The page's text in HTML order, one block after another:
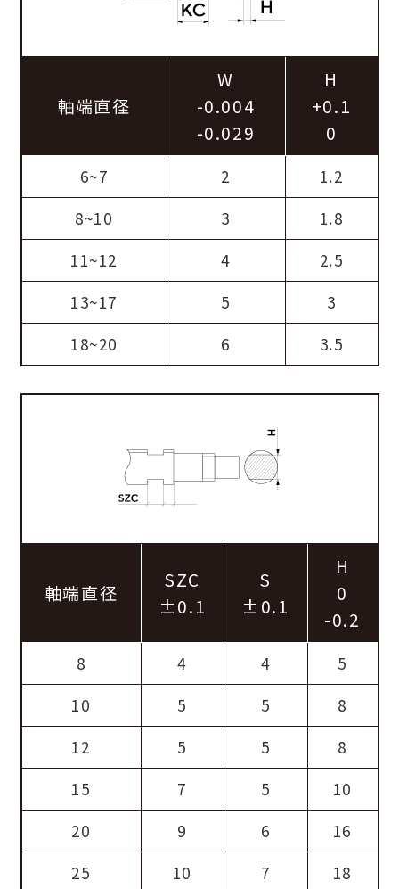
軸端直径
W
-0.004
-0.029
H
+0.1
0
6~7 2
1.2
8~10
3
1.8
11~12
4
2.5
13~17
5
3
18~20
6 3.5
軸端直径
SZC
±0.1
S
±0.1
H
0
-0.2
8 4 4
5
10
5 5
8
12
5 5
8
15
7 5
10
20
9 6
16
25
10 7 18